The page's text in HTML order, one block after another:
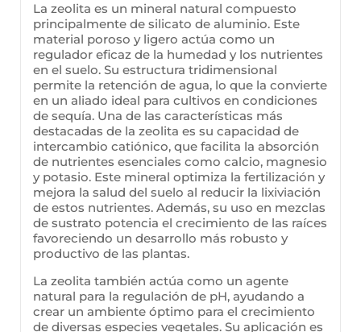
La zeolita es un mineral natural compuesto
principalmente de silicato de aluminio. Este
material poroso y ligero actúa como un
regulador eficaz de la humedad y los nutrientes
en el suelo. Su estructura tridimensional
permite la retención de agua, lo que la convierte
en un aliado ideal para cultivos en condiciones
de sequía. Una de las características más
destacadas de la zeolita es su capacidad de
intercambio catiónico, que facilita la absorción
de nutrientes esenciales como calcio, magnesio
y potasio. Este mineral optimiza la fertilización y
mejora la salud del suelo al reducir la lixiviación
de estos nutrientes. Además, su uso en mezclas
de sustrato potencia el crecimiento de las raíces
favoreciendo un desarrollo más robusto y
productivo de las plantas.
La zeolita también actúa como un agente
natural para la regulación de pH, ayudando a
crear un ambiente óptimo para el crecimiento
de diversas especies vegetales. Su aplicación es